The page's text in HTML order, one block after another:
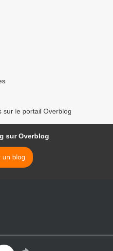
sur le portail Overblog
sur Overblog
un blog